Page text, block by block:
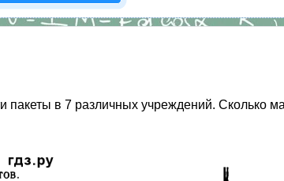
в 7 различных учреждений. Сколько